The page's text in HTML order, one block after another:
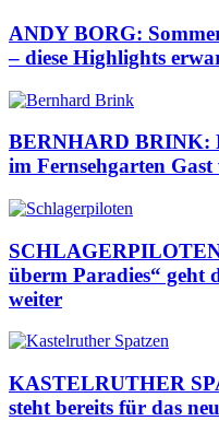
ANDY BORG:
– diese Highlights
BERNHARD BRINK:
im Fernsehgarten
überm Paradies“ geht
weiter
KASTELRUTHER
steht bereits für das